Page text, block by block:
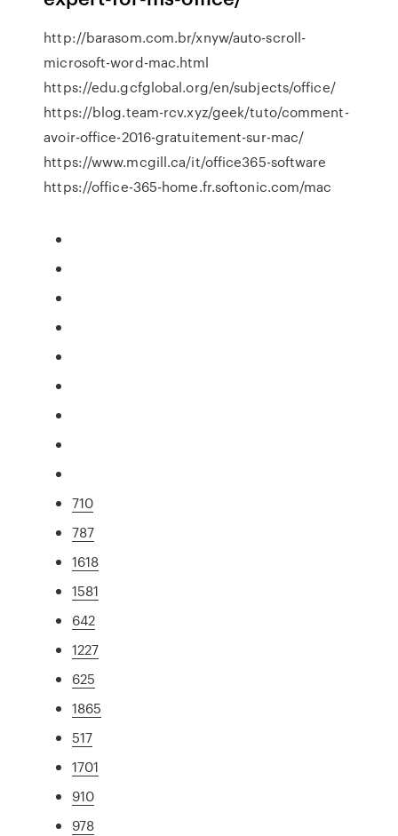
http://barasom.com.br/xnyw/auto-scroll-
microsoft-word-mac.html
https://edu.gcfglobal.org/en/subjects/office/
https://blog.team-rcv.xyz/geek/tuto/comment-
avoir-office-2016-gratuitement-sur-mac/
https://www.mcgill.ca/it/office365-software
https://office-365-home.fr.softonic.com/mac
710
787
1618
1581
642
1227
625
1865
517
1701
910
978